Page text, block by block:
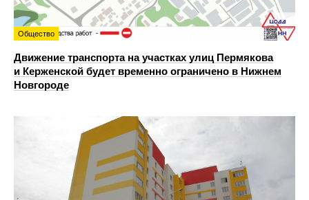
Общество
Движение транспорта на участках улиц Пермякова
и Керженской будет временно ограничено в Нижнем
Новгороде